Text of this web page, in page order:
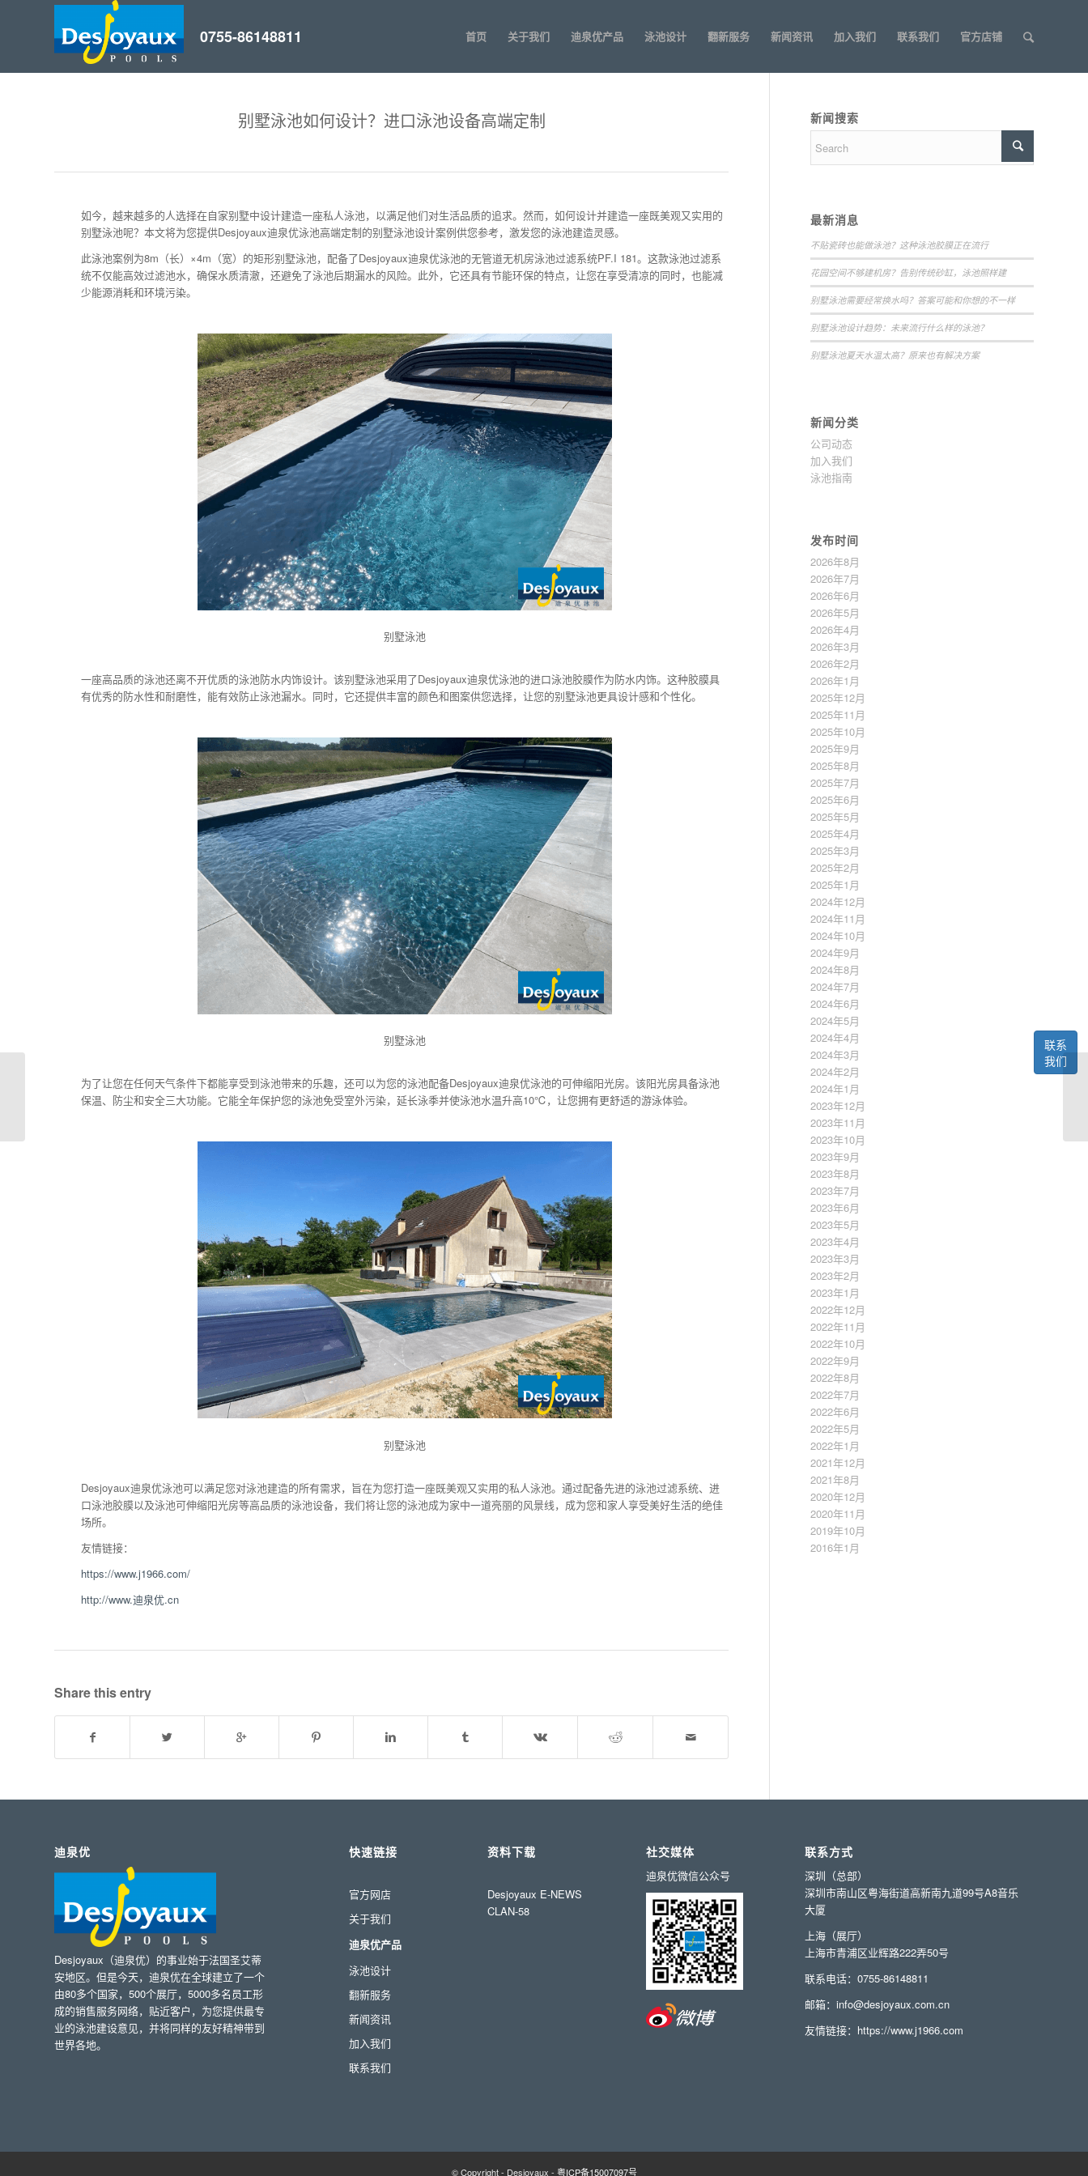
联系
我们
首页 关于我们 迪泉优产品 泳池设计 翻新服务 新闻资讯 加入我们 联系我们 官方店铺
别墅泳池如何设计？进口泳池设备高端定制
如今，越来越多的人选择在自家别墅中设计建造一座私人泳池，以满足他们对生活品质的追求。然而，如何设计并建造一座既美观又实用的
别墅泳池呢？本文将为您提供Desjoyaux迪泉优泳池高端定制的别墅泳池设计案例供您参考，激发您的泳池建造灵感。
此泳池案例为8m（长）×4m（宽）的矩形别墅泳池，配备了Desjoyaux迪泉优泳池的无管道无机房泳池过滤系统PF.I 181。这款泳池过滤系
统不仅能高效过滤池水，确保水质清澈，还避免了泳池后期漏水的风险。此外，它还具有节能环保的特点，让您在享受清凉的同时，也能减
少能源消耗和环境污染。
别墅泳池
一座高品质的泳池还离不开优质的泳池防水内饰设计。该别墅泳池采用了Desjoyaux迪泉优泳池的进口泳池胶膜作为防水内饰。这种胶膜具
有优秀的防水性和耐磨性，能有效防止泳池漏水。同时，它还提供丰富的颜色和图案供您选择，让您的别墅泳池更具设计感和个性化。
别墅泳池
为了让您在任何天气条件下都能享受到泳池带来的乐趣，还可以为您的泳池配备Desjoyaux迪泉优泳池的可伸缩阳光房。该阳光房具备泳池
保温、防尘和安全三大功能。它能全年保护您的泳池免受室外污染，延长泳季并使泳池水温升高10℃，让您拥有更舒适的游泳体验。
别墅泳池
Desjoyaux迪泉优泳池可以满足您对泳池建造的所有需求，旨在为您打造一座既美观又实用的私人泳池。通过配备先进的泳池过滤系统、进
口泳池胶膜以及泳池可伸缩阳光房等高品质的泳池设备，我们将让您的泳池成为家中一道亮丽的风景线，成为您和家人享受美好生活的绝佳
场所。
友情链接：
https://www.j1966.com/
http://www.迪泉优.cn
Share this entry
新闻搜索
最新消息
不贴瓷砖也能做泳池？这种泳池胶膜正在流行
花园空间不够建机房？告别传统砂缸，泳池照样建
别墅泳池需要经常换水吗？答案可能和你想的不一样
别墅泳池设计趋势：未来流行什么样的泳池？
别墅泳池夏天水温太高？原来也有解决方案
新闻分类
公司动态
加入我们
泳池指南
发布时间
2026年8月
2026年7月
2026年6月
2026年5月
2026年4月
2026年3月
2026年2月
2026年1月
2025年12月
2025年11月
2025年10月
2025年9月
2025年8月
2025年7月
2025年6月
2025年5月
2025年4月
2025年3月
2025年2月
2025年1月
2024年12月
2024年11月
2024年10月
2024年9月
2024年8月
2024年7月
2024年6月
2024年5月
2024年4月
2024年3月
2024年2月
2024年1月
2023年12月
2023年11月
2023年10月
2023年9月
2023年8月
2023年7月
2023年6月
2023年5月
2023年4月
2023年3月
2023年2月
2023年1月
2022年12月
2022年11月
2022年10月
2022年9月
2022年8月
2022年7月
2022年6月
2022年5月
2022年1月
2021年12月
2021年8月
2020年12月
2020年11月
2019年10月
2016年1月
迪泉优
Desjoyaux（迪泉优）的事业始于法国圣艾蒂
安地区。但是今天，迪泉优在全球建立了一个
由80多个国家，500个展厅，5000多名员工形
成的销售服务网络，贴近客户，为您提供最专
业的泳池建设意见，并将同样的友好精神带到
世界各地。
快速链接
官方网店
关于我们
迪泉优产品
泳池设计
翻新服务
新闻资讯
加入我们
联系我们
资料下载
Desjoyaux E-NEWS
CLAN-58
社交媒体
迪泉优微信公众号
联系方式
深圳（总部）
深圳市南山区粤海街道高新南九道99号A8音乐
大厦
上海（展厅）
上海市青浦区业辉路222弄50号
联系电话：0755-86148811
邮箱：info@desjoyaux.com.cn
友情链接： https://www.j1966.com
© Copyright - Desjoyaux - 粤ICP备15007097号
别墅泳池设计丨法国进